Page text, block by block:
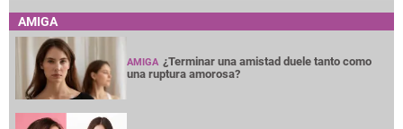
AMIGA
AMIGA ¿Terminar una amistad duele tanto como
una ruptura amorosa?